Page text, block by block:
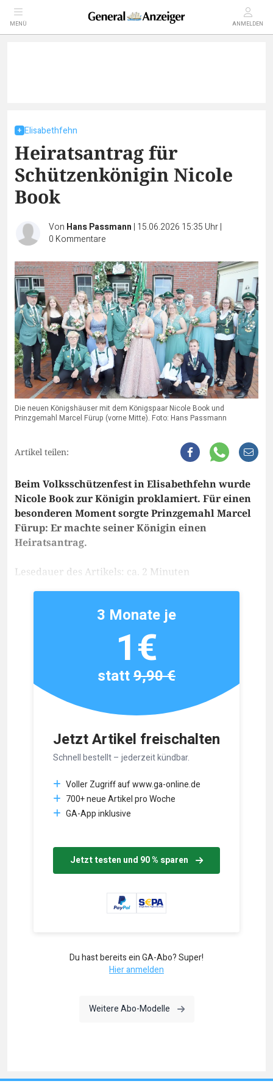
MENÜ ANMELDEN
Elisabethfehn
Heiratsantrag für
Schützenkönigin Nicole
Book
Von Hans Passmann | 15.06.2026 15:35 Uhr|
0 Kommentare
Die neuen Königshäuser mit dem Königspaar Nicole Book und
Prinzgemahl Marcel Fürup (vorne Mitte). Foto: Hans Passmann
Artikel teilen:
Beim Volksschützenfest in Elisabethfehn wurde
Nicole Book zur Königin proklamiert. Für einen
besonderen Moment sorgte Prinzgemahl Marcel
Fürup: Er machte seiner Königin einen
Heiratsantrag.
Lesedauer des Artikels: ca. 2 Minuten
Jetzt Artikel freischalten
Schnell bestellt – jederzeit kündbar.
Voller Zugriff auf www.ga-online.de
700+ neue Artikel pro Woche
GA-App inklusive
Jetzt testen und 90 % sparen
3 Monate je
1€
statt9,90 €
Du hast bereits ein GA-Abo? Super!
Hier anmelden
Weitere Abo-Modelle